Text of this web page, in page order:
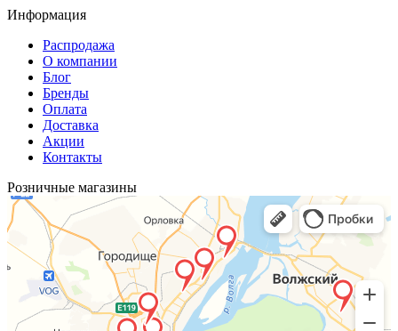
Информация
Распродажа
О компании
Блог
Бренды
Оплата
Доставка
Акции
Контакты
Розничные магазины